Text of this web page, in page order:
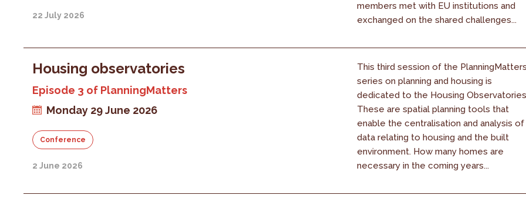
22 July 2026
members met with EU institutions and
exchanged on the shared challenges...
Housing observatories
Episode 3 of PlanningMatters
Monday 29 June 2026
Conference
2 June 2026
This third session of the
series on planning and housing is
dedicated to the Housing
These are spatial planning tools that
enable the centralisation and analysis of
data relating to housing and the built
environment. How many homes are
necessary in the coming years...